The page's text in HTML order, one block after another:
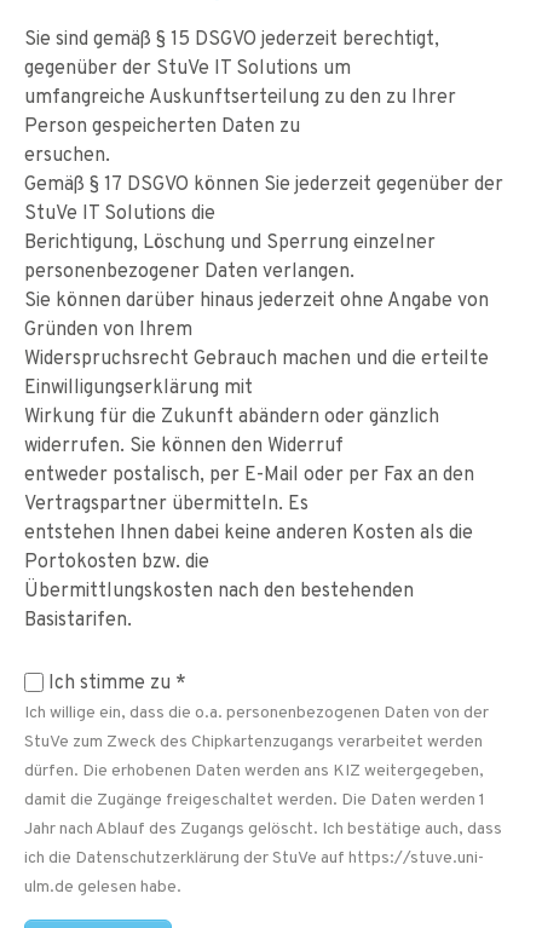
Sie sind gemäß § 15 DSGVO jederzeit berechtigt,
gegenüber der StuVe IT Solutions um
umfangreiche Auskunftserteilung zu den zu Ihrer
Person gespeicherten Daten zu
ersuchen.
Gemäß § 17 DSGVO können Sie jederzeit gegenüber der
StuVe IT Solutions die
Berichtigung, Löschung und Sperrung einzelner
personenbezogener Daten verlangen.
Sie können darüber hinaus jederzeit ohne Angabe von
Gründen von Ihrem
Widerspruchsrecht Gebrauch machen und die erteilte
Einwilligungserklärung mit
Wirkung für die Zukunft abändern oder gänzlich
widerrufen. Sie können den Widerruf
entweder postalisch, per E-Mail oder per Fax an den
Vertragspartner übermitteln. Es
entstehen Ihnen dabei keine anderen Kosten als die
Portokosten bzw. die
Übermittlungskosten nach den bestehenden
Basistarifen.
Ich stimme zu *
Ich willige ein, dass die o.a. personenbezogenen Daten von der
StuVe zum Zweck des Chipkartenzugangs verarbeitet werden
dürfen. Die erhobenen Daten werden ans KIZ weitergegeben,
damit die Zugänge freigeschaltet werden. Die Daten werden 1
Jahr nach Ablauf des Zugangs gelöscht. Ich bestätige auch, dass
ich die Datenschutzerklärung der StuVe auf https://stuve.uni-
ulm.de gelesen habe.